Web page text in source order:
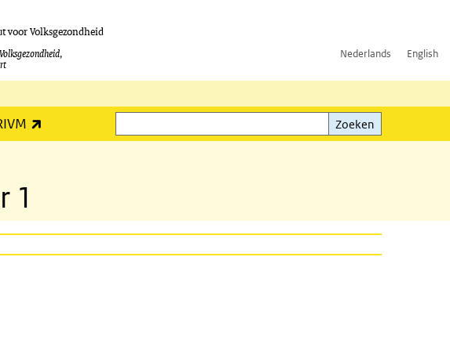
voor Volksgezondheid
Nederlands English
Zoeken
Zoeken
1